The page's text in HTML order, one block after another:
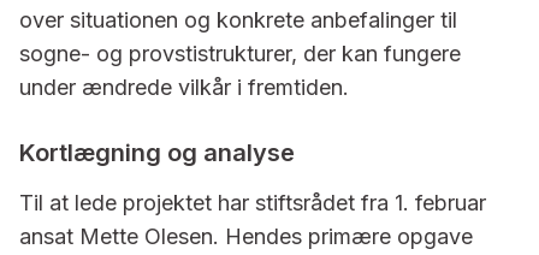
over situationen og konkrete anbefalinger til
sogne- og provstistrukturer, der kan fungere
under ændrede vilkår i fremtiden.
Kortlægning og analyse
Til at lede projektet har stiftsrådet fra 1. februar
ansat Mette Olesen. Hendes primære opgave